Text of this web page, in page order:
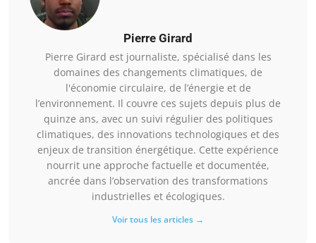
Pierre Girard
Pierre Girard est journaliste, spécialisé dans les
domaines des changements climatiques, de
l'économie circulaire, de l’énergie et de
l’environnement. Il couvre ces sujets depuis plus de
quinze ans, avec un suivi régulier des politiques
climatiques, des innovations technologiques et des
enjeux de transition énergétique. Cette expérience
nourrit une approche factuelle et documentée,
ancrée dans l’observation des transformations
industrielles et écologiques.
Voir tous les articles →